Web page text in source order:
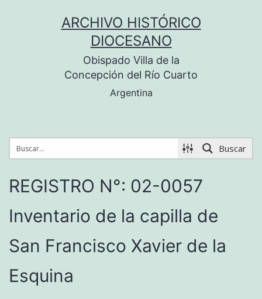
ARCHIVO HISTÓRICO
DIOCESANO
Obispado Villa de la
Concepción del Río Cuarto
Argentina
Buscar
REGISTRO N°: 02-0057
Inventario de la capilla de
San Francisco Xavier de la
Esquina